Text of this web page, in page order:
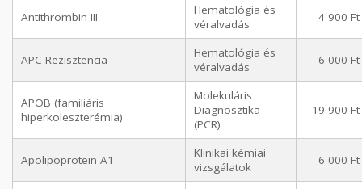
Antithrombin III
Hematológia és
véralvadás
4 900 Ft
APC-Rezisztencia
Hematológia és
véralvadás
6 000 Ft
APOB (familiáris
hiperkoleszterémia)
Molekuláris
Diagnosztika
(PCR)
19 900 Ft
Apolipoprotein A1
Klinikai kémiai
vizsgálatok
6 000 Ft